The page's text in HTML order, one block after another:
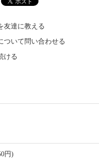
友達に教える
ついて問い合わせる
ける
円)